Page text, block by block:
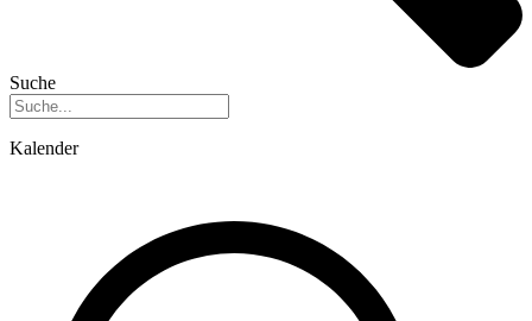
Suche
Kalender